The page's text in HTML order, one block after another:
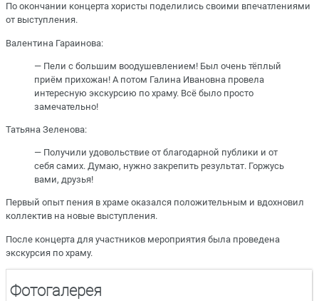
По окончании концерта хористы поделились своими впечатлениями
от выступления.
Валентина Гараинова:
— Пели с большим воодушевлением! Был очень тёплый
приём прихожан! А потом Галина Ивановна провела
интересную экскурсию по храму. Всё было просто
замечательно!
Татьяна Зеленова:
— Получили удовольствие от благодарной публики и от
себя самих. Думаю, нужно закрепить результат. Горжусь
вами, друзья!
Первый опыт пения в храме оказался положительным и вдохновил
коллектив на новые выступления.
После концерта для участников мероприятия была проведена
экскурсия по храму.
Фотогалерея